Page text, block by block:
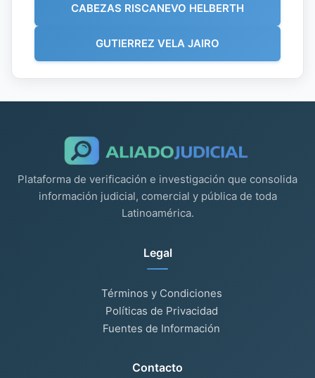
CABEZAS RISCANEVO HELBERTH
GUTIERREZ VELA JAIRO
Plataforma de verificación e investigación que consolida
información judicial, comercial y pública de toda
Latinoamérica.
Legal
Términos y Condiciones
Políticas de Privacidad
Fuentes de Información
Contacto